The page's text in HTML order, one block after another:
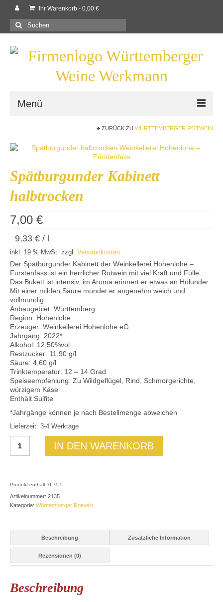
Ihr Warenkorb - 0,00 €
Suchen
nach:
Menü
Shop
Neues
Rezepte
Mein Konto
ZURÜCK ZU WÜRTTEMBERGER ROTWEIN
Spätburgunder Kabinett
halbtrocken
7,00 €
9,33 € /
inkl. 19 % MwSt. zzgl. Versandkosten
Der Spätburgunder Kabinett der Weinkellerei Hohenlohe –
Fürstenfass ist ein herrlicher Rotwein mit viel Kraft und Fülle.
Das Bukett ist intensiv, im Aroma erinnert er etwas an Holunder.
Mit einer milden Säure mundet er angenehm weich und
vollmundig.
Anbaugebiet: Württemberg
Region: Hohenlohe
Erzeuger: Weinkellerei Hohenlohe eG
Jahrgang: 2022*
Alkohol: 12,50%vol.
Restzucker: 11,90 g/l
Säure: 4,60 g/l
Trinktemperatur: 12 – 14 Grad
Speiseempfehlung: Zu Wildgeflügel, Rind, Schmorgerichte,
würzigem Käse
Enthält Sulfite
*Jahrgänge können je nach Bestellmenge abweichen
Lieferzeit: 3-4 Werktage
Kabinett
halbtrocken
IN DEN WARENKORB
Produkt enthält: 0,75 l
Artikelnummer: 2135
Kategorie: Württemberger Rotwein
Beschreibung Zusätzliche Information
Rezensionen (0)
Beschreibung